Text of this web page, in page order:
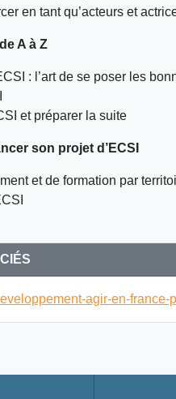
en tant qu’acteurs et
A à Z
: l’art de se poser les
et préparer la suite
son projet d’ECSI
et de formation par
agir-en-